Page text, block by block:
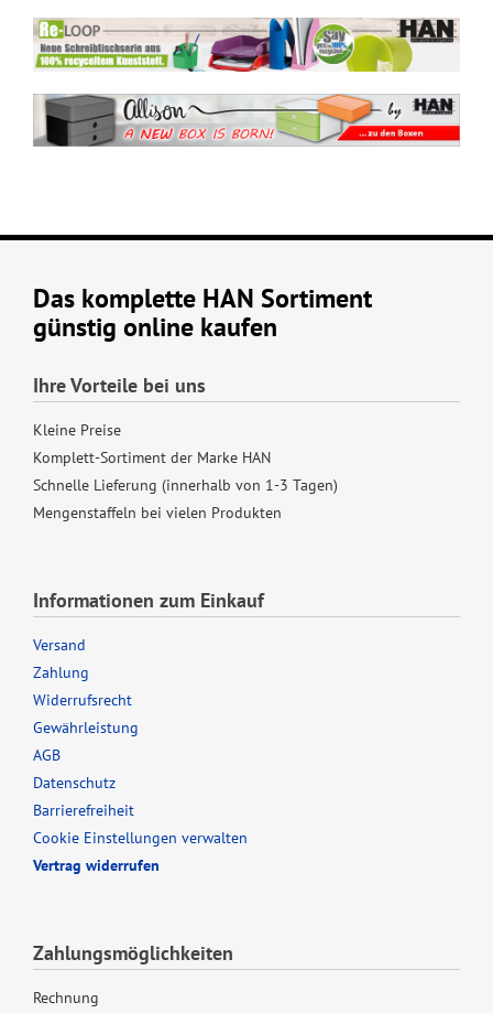
Das komplette HAN Sortiment
günstig online kaufen
Ihre Vorteile bei uns
Kleine Preise
Komplett-Sortiment der Marke HAN
Schnelle Lieferung (innerhalb von 1-3 Tagen)
Mengenstaffeln bei vielen Produkten
Informationen zum Einkauf
Versand
Zahlung
Widerrufsrecht
Gewährleistung
AGB
Datenschutz
Barrierefreiheit
Cookie Einstellungen verwalten
Vertrag widerrufen
Zahlungsmöglichkeiten
Rechnung